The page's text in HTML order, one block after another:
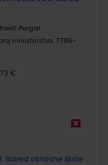
Purgar
ministarstva: 7705-
€
razred osnovne škole